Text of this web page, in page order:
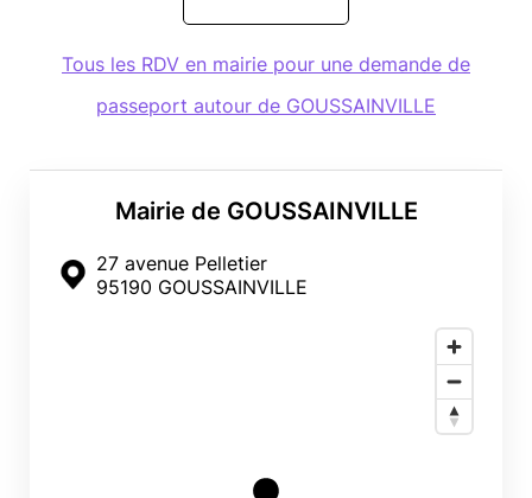
Mairie de GOUSSAINVILLE
27 avenue Pelletier
95190 GOUSSAINVILLE
Tous les RDV en mairie pour une demande de
passeport autour de GOUSSAINVILLE